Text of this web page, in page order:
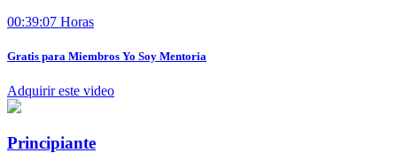
00:39:07 Horas
Gratis para Miembros Yo Soy Mentoria
Adquirir este video
Principiante